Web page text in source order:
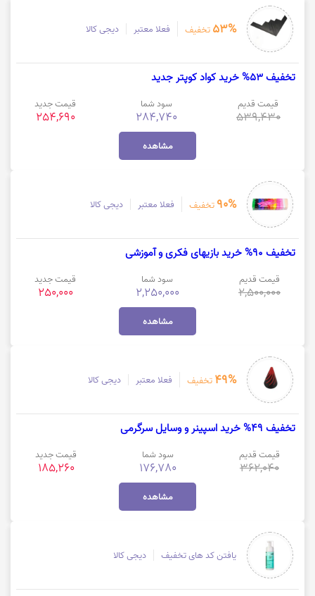
53% تخفیف فعلا معتبر دیجی کالا
تخفیف 53% خرید کواد کوپتر جدید
قیمت قدیم
539,430
سود شما
284,740
قیمت جدید
254,690
مشاهده
90% تخفیف فعلا معتبر دیجی کالا
تخفیف 90% خرید بازیهای فکری و آموزشی
قیمت قدیم
2,500,000
سود شما
2,250,000
قیمت جدید
250,000
مشاهده
49% تخفیف فعلا معتبر دیجی کالا
تخفیف 49% خرید اسپینر و وسایل سرگرمی
قیمت قدیم
362,040
سود شما
176,780
قیمت جدید
185,260
مشاهده
یافتن کد های تخفیف دیجی کالا